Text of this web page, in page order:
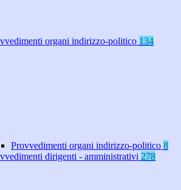
organi indirizzo-politico 134
Provvedimenti organi indirizzo-politico 8
dirigenti - amministrativi 278